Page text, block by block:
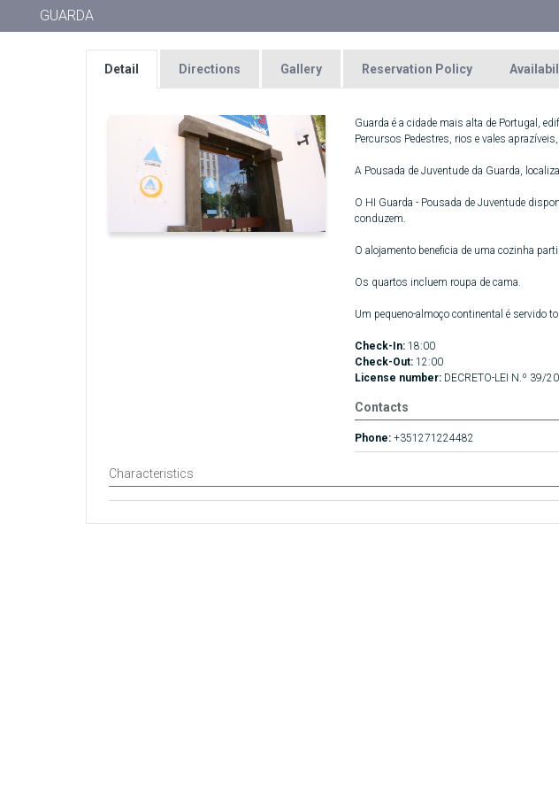
GUARDA
Detail Directions Gallery Reservation Policy
Guarda é a cidade mais alta de Portugal,
Percursos Pedestres, rios e vales
A Pousada de Juventude da Guarda,
O HI Guarda - Pousada de Juventude
conduzem.
O alojamento beneficia de uma cozinha
Os quartos incluem roupa de cama.
Um pequeno-almoço continental é servido
Check-In: 18:00
Check-Out: 12:00
License number: DECRETO-LEI N.º 39/
Contacts
Phone: +351271224482
Characteristics